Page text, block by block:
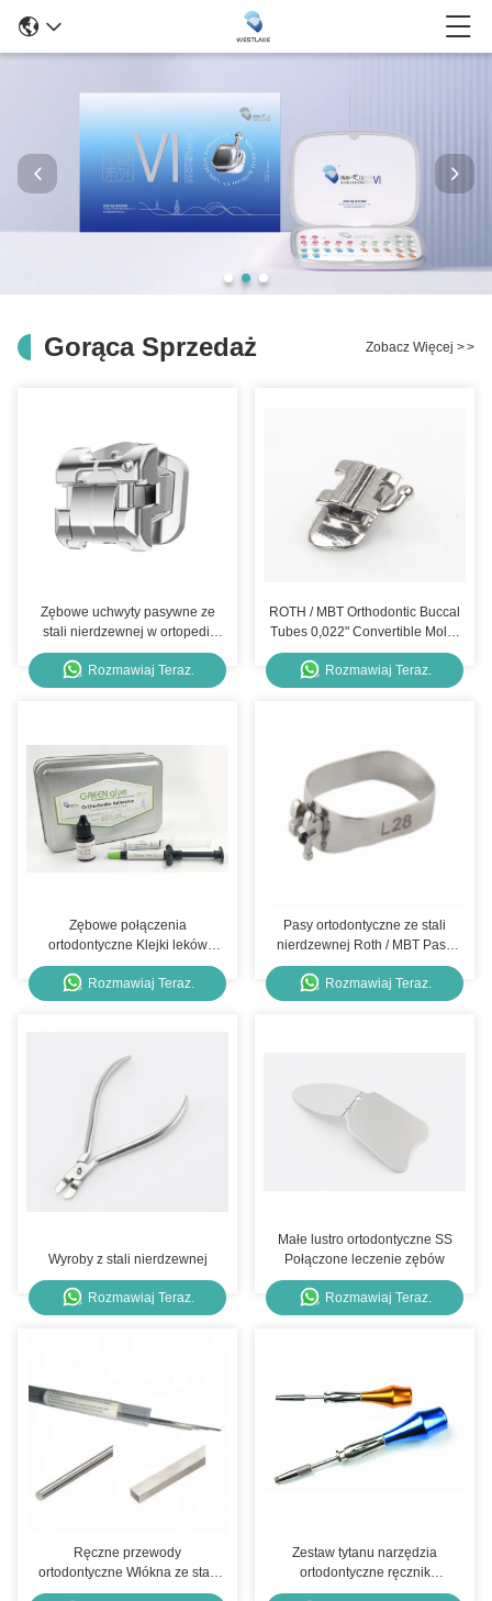
Gorąca Sprzedaż Zobacz Więcej >>
Zębowe uchwyty pasywne ze
stali nierdzewnej w ortopedii
Brilliant III
Rozmawiaj Teraz.
ROTH / MBT Orthodontic Buccal
Tubes 0,022" Convertible Molar
Tubes
Rozmawiaj Teraz.
Zębowe połączenia
ortodontyczne Klejki leków
leków leków leków leków leków
leków leków leków leków leków
leków leków leków leków leków
leków leków leków leków leków
Rozmawiaj Teraz.
Pasy ortodontyczne ze stali
nierdzewnej Roth / MBT Pasy
ortodontyczne przedodontyczne
Rozmawiaj Teraz.
Wyroby z stali nierdzewnej
Rozmawiaj Teraz.
Małe lustro ortodontyczne SS
Połączone leczenie zębów
Rozmawiaj Teraz.
Ręczne przewody
ortodontyczne Włókna ze stali
nierdzewnej Włókna prostych
Zestaw tytanu narzędzia
ortodontyczne ręcznik
dentystyczny Mini śruby